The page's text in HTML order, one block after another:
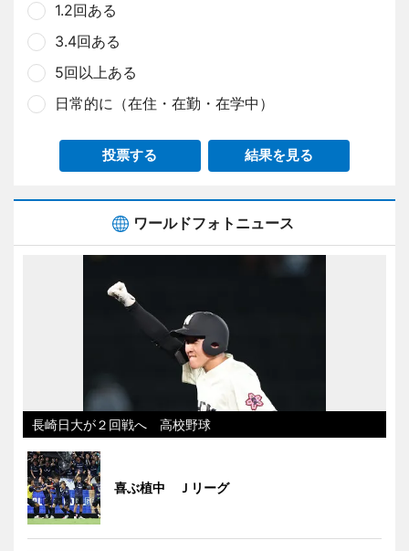
1.2回ある
3.4回ある
5回以上ある
日常的に（在住・在勤・在学中）
投票する 結果を見る
ワールドフォトニュース
長崎日大が２回戦へ 高校野球
喜ぶ植中 Ｊリーグ